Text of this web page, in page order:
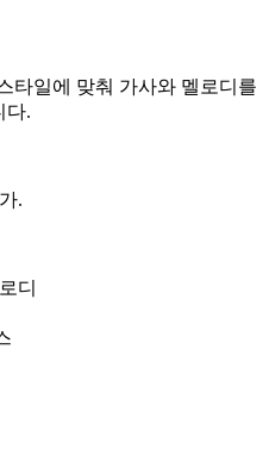
타일에 맞춰 가사와 멜로디를
다.
.
디